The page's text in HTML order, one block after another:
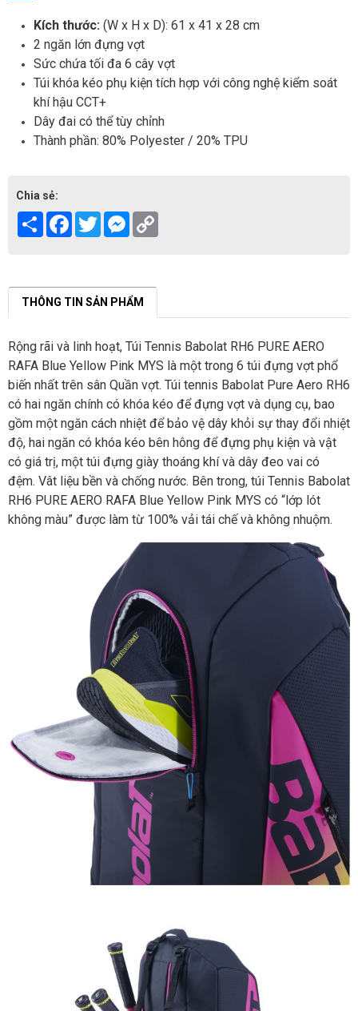
Kích thước: (W x H x D): 61 x 41 x 28 cm
2 ngăn lớn đựng vợt
Sức chứa tối đa 6 cây vợt
Túi khóa kéo phụ kiện tích hợp với công nghệ kiểm soát
khí hậu CCT+
Dây đai có thể tùy chỉnh
Thành phần: 80% Polyester / 20% TPU
Chia sẻ:
Share Facebook
TwitterMessenger
THÔNG TIN SẢN PHẨM
Rộng rãi và linh hoạt, Túi Tennis Babolat RH6 PURE AERO
RAFA Blue Yellow Pink MYS là một trong 6 túi đựng vợt phổ
biến nhất trên sân Quần vợt. Túi tennis Babolat Pure Aero RH6
có hai ngăn chính có khóa kéo để đựng vợt và dụng cụ, bao
gồm một ngăn cách nhiệt để bảo vệ dây khỏi sự thay đổi nhiệt
độ, hai ngăn có khóa kéo bên hông để đựng phụ kiện và vật
có giá trị, một túi đựng giày thoáng khí và dây đeo vai có
đệm. Vât liệu bền và chống nước. Bên trong, túi Tennis Babolat
RH6 PURE AERO RAFA Blue Yellow Pink MYS có “lớp lót
không màu” được làm từ 100% vải tái chế và không nhuộm.